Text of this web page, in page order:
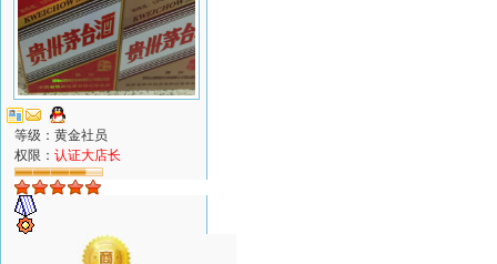
等级：黄金社员
权限： 认证大店长